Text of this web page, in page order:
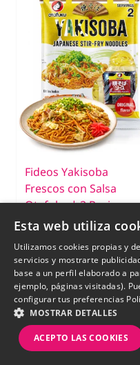
Fideos Yakisoba
Frescos con Salsa
Otafuku | 2 Raciones
| 370g.
€ 5,05
Esta web utiliza
Utilizamos cookies propias y
servicios y mostrarte
base a un perfil elaborado a
ejemplo, páginas visitadas).
configurar tus preferencias
MOSTRAR DETALLES
ACEPTO LAS COOKIES